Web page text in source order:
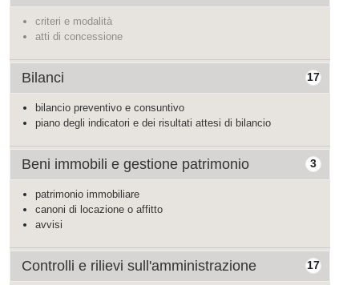
criteri e modalità
atti di concessione
17
Bilanci
bilancio preventivo e consuntivo
piano degli indicatori e dei risultati attesi di bilancio
3
Beni immobili e gestione patrimonio
patrimonio immobiliare
canoni di locazione o affitto
avvisi
17
Controlli e rilievi sull'amministrazione